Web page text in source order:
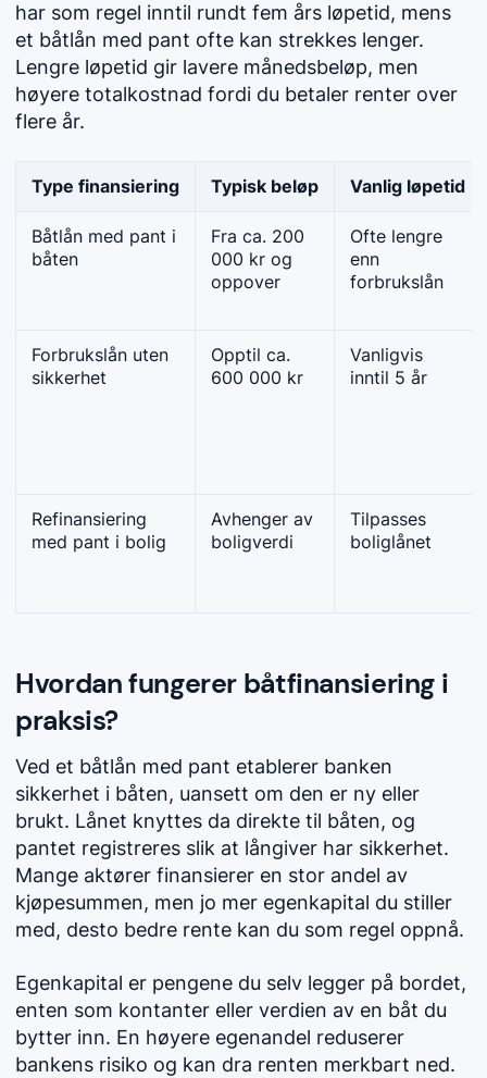
har som regel inntil rundt fem års løpetid, mens
et båtlån med pant ofte kan strekkes lenger.
Lengre løpetid gir lavere månedsbeløp, men
høyere totalkostnad fordi du betaler renter over
flere år.
Type finansiering Typisk beløp Vanlig løpetid
Båtlån med pant i
båten
Fra ca. 200
000 kr og
oppover
Ofte lengre
enn
forbrukslån
Forbrukslån uten
sikkerhet
Opptil ca.
600 000 kr
Vanligvis
inntil 5 år
Refinansiering
med pant i bolig
Avhenger av
boligverdi
Tilpasses
boliglånet
Hvordan fungerer båtfinansiering i
praksis?
Ved et båtlån med pant etablerer banken
sikkerhet i båten, uansett om den er ny eller
brukt. Lånet knyttes da direkte til båten, og
pantet registreres slik at långiver har sikkerhet.
Mange aktører finansierer en stor andel av
kjøpesummen, men jo mer egenkapital du stiller
med, desto bedre rente kan du som regel oppnå.
Egenkapital er pengene du selv legger på bordet,
enten som kontanter eller verdien av en båt du
bytter inn. En høyere egenandel reduserer
bankens risiko og kan dra renten merkbart ned.